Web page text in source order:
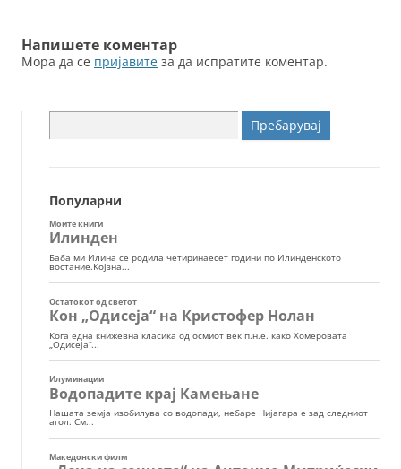
Напишете коментар
Мора да се пријавите за да испратите коментар.
за:
Популарни